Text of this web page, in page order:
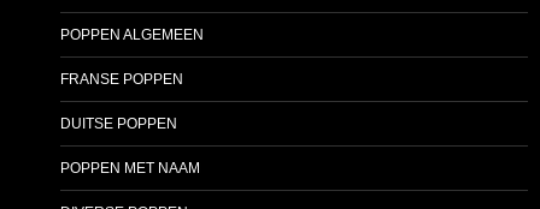
POPPEN ALGEMEEN
FRANSE POPPEN
DUITSE POPPEN
POPPEN MET NAAM